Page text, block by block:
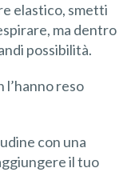
elastico, smetti
ma dentro
possibilità.
l’hanno reso
con una
il tuo